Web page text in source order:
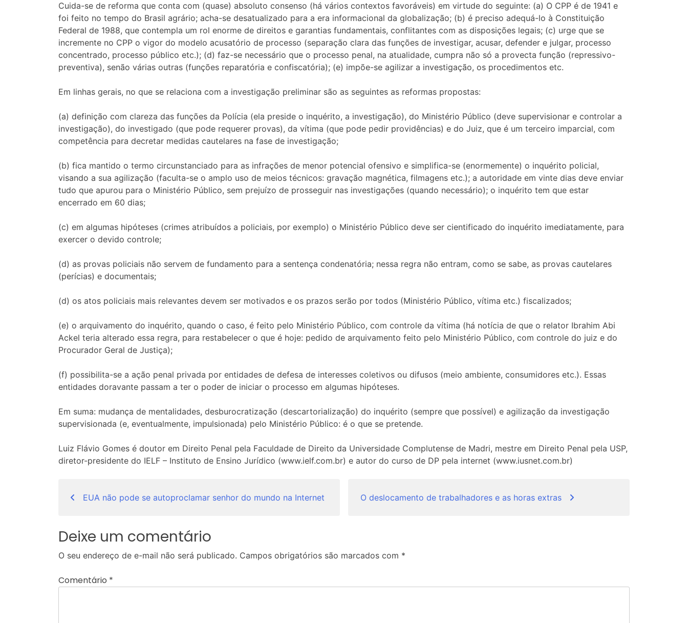
Cuida-se de reforma que conta com (quase) absoluto consenso (há vários contextos favoráveis) em virtude do seguinte: (a) O CPP é de 1941 e
foi feito no tempo do Brasil agrário; acha-se desatualizado para a era informacional da globalização; (b) é preciso adequá-lo à Constituição
Federal de 1988, que contempla um rol enorme de direitos e garantias fundamentais, conflitantes com as disposições legais; (c) urge que se
incremente no CPP o vigor do modelo acusatório de processo (separação clara das funções de investigar, acusar, defender e julgar, processo
concentrado, processo público etc.); (d) faz-se necessário que o processo penal, na atualidade, cumpra não só a provecta função (repressivo-
preventiva), senão várias outras (funções reparatória e confiscatória); (e) impõe-se agilizar a investigação, os procedimentos etc.
Em linhas gerais, no que se relaciona com a investigação preliminar são as seguintes as reformas propostas:
(a) definição com clareza das funções da Polícia (ela preside o inquérito, a investigação), do Ministério Público (deve supervisionar e controlar a
investigação), do investigado (que pode requerer provas), da vítima (que pode pedir providências) e do Juiz, que é um terceiro imparcial, com
competência para decretar medidas cautelares na fase de investigação;
(b) fica mantido o termo circunstanciado para as infrações de menor potencial ofensivo e simplifica-se (enormemente) o inquérito policial,
visando a sua agilização (faculta-se o amplo uso de meios técnicos: gravação magnética, filmagens etc.); a autoridade em vinte dias deve enviar
tudo que apurou para o Ministério Público, sem prejuízo de prosseguir nas investigações (quando necessário); o inquérito tem que estar
encerrado em 60 dias;
(c) em algumas hipóteses (crimes atribuídos a policiais, por exemplo) o Ministério Público deve ser cientificado do inquérito imediatamente, para
exercer o devido controle;
(d) as provas policiais não servem de fundamento para a sentença condenatória; nessa regra não entram, como se sabe, as provas cautelares
(perícias) e documentais;
(d) os atos policiais mais relevantes devem ser motivados e os prazos serão por todos (Ministério Público, vítima etc.) fiscalizados;
(e) o arquivamento do inquérito, quando o caso, é feito pelo Ministério Público, com controle da vítima (há notícia de que o relator Ibrahim Abi
Ackel teria alterado essa regra, para restabelecer o que é hoje: pedido de arquivamento feito pelo Ministério Público, com controle do juiz e do
Procurador Geral de Justiça);
(f) possibilita-se a ação penal privada por entidades de defesa de interesses coletivos ou difusos (meio ambiente, consumidores etc.). Essas
entidades doravante passam a ter o poder de iniciar o processo em algumas hipóteses.
Em suma: mudança de mentalidades, desburocratização (descartorialização) do inquérito (sempre que possível) e agilização da investigação
supervisionada (e, eventualmente, impulsionada) pelo Ministério Público: é o que se pretende.
Luiz Flávio Gomes é doutor em Direito Penal pela Faculdade de Direito da Universidade Complutense de Madri, mestre em Direito Penal pela USP,
diretor-presidente do IELF – Instituto de Ensino Jurídico (www.ielf.com.br) e autor do curso de DP pela internet (www.iusnet.com.br)
Navegação
de
Post
EUA não pode se autoproclamar senhor do mundo na Internet O deslocamento de trabalhadores e as horas extras
Deixe um comentário
O seu endereço de e-mail não será publicado. Campos obrigatórios são marcados com *
Comentário *